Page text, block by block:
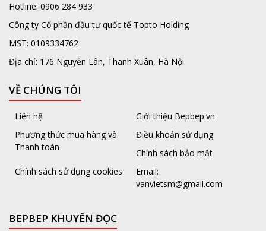
Hotline: 0906 284 933
Công ty Cổ phần đầu tư quốc tế Topto Holding
MST: 0109334762
Địa chỉ: 176 Nguyễn Lân, Thanh Xuân, Hà Nội
VỀ CHÚNG TÔI
Liên hệ
Giới thiệu Bepbep.vn
Phương thức mua hàng và
Thanh toán
Điều khoản sử dụng
Chính sách bảo mật
Chính sách sử dụng cookies
Email:
vanvietsm@gmail.com
BEPBEP KHUYÊN ĐỌC